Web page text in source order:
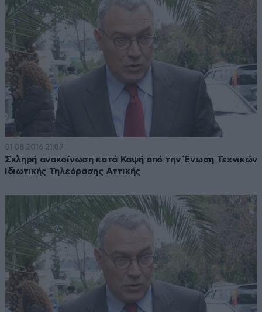
01·08·2016 21:07
Σκληρή ανακοίνωση κατά Καψή από την Ένωση Τεχνικών
Ιδιωτικής Τηλεόρασης Αττικής